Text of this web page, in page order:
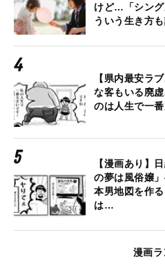
けど…「シング
ういう生き方
【県内最安ラ
な客もいる廃
のは人生で一
【漫画あり】
の夢は風俗嬢
本男地図を作
は…
漫画